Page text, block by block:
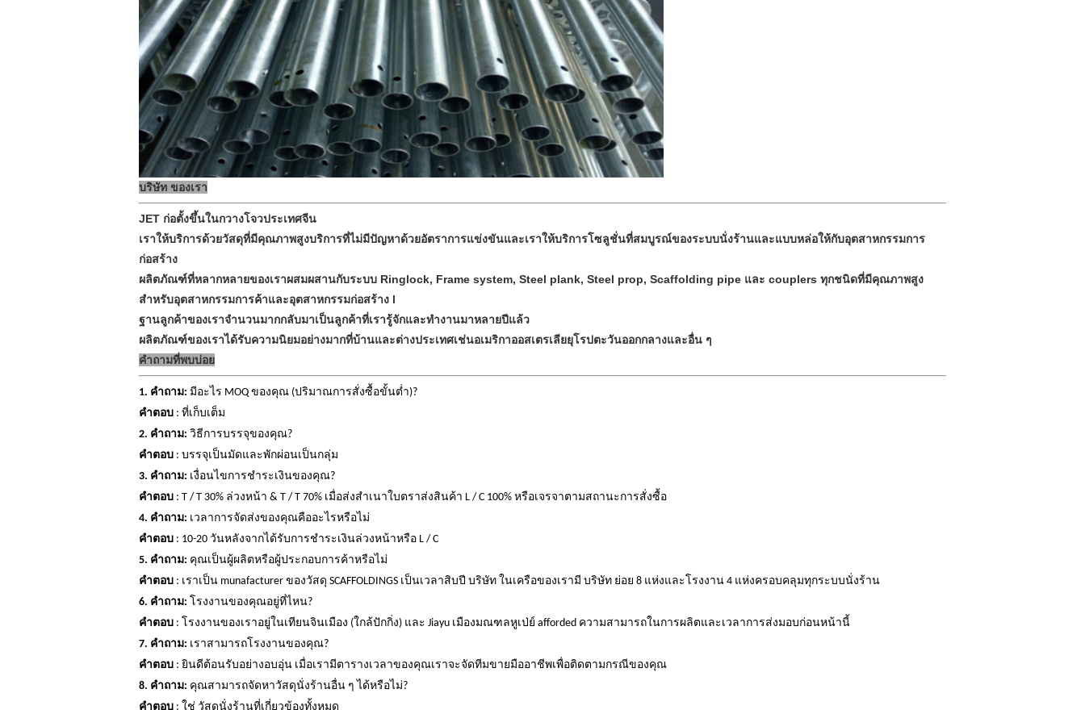
บริษัท ของเรา
JET ก่อตั้งขึ้นในกวางโจวประเทศจีน
เราให้บริการด้วยวัสดุที่มีคุณภาพสูงบริการที่ไม่มีปัญหาด้วยอัตราการแข่งขันและเราให้บริการโซลูชั่นที่สมบูรณ์ของระบบนั่งร้านและแบบหล่อให้กับอุตสาหกรรมการ
ก่อสร้าง
ผลิตภัณฑ์ที่หลากหลายของเราผสมผสานกับระบบ Ringlock, Frame system, Steel plank, Steel prop, Scaffolding pipe และ couplers ทุกชนิดที่มีคุณภาพสูง
สำหรับอุตสาหกรรมการค้าและอุตสาหกรรมก่อสร้าง l
ฐานลูกค้าของเราจำนวนมากกลับมาเป็นลูกค้าที่เรารู้จักและทำงานมาหลายปีแล้ว
ผลิตภัณฑ์ของเราได้รับความนิยมอย่างมากที่บ้านและต่างประเทศเช่นอเมริกาออสเตรเลียยุโรปตะวันออกกลางและอื่น ๆ
คำถามที่พบบ่อย
1. คำถาม: มีอะไร MOQ ของคุณ (ปริมาณการสั่งซื้อขั้นต่ำ)?
คำตอบ : ที่เก็บเต็ม
2. คำถาม: วิธีการบรรจุของคุณ?
คำตอบ : บรรจุเป็นมัดและพักผ่อนเป็นกลุ่ม
3. คำถาม: เงื่อนไขการชำระเงินของคุณ?
คำตอบ : T / T 30% ล่วงหน้า & T / T 70% เมื่อส่งสำเนาใบตราส่งสินค้า L / C 100% หรือเจรจาตามสถานะการสั่งซื้อ
4. คำถาม: เวลาการจัดส่งของคุณคืออะไรหรือไม่
คำตอบ : 10-20 วันหลังจากได้รับการชำระเงินล่วงหน้าหรือ L / C
5. คำถาม: คุณเป็นผู้ผลิตหรือผู้ประกอบการค้าหรือไม่
คำตอบ : เราเป็น munafacturer ของวัสดุ SCAFFOLDINGS เป็นเวลาสิบปี บริษัท ในเครือของเรามี บริษัท ย่อย 8 แห่งและโรงงาน 4 แห่งครอบคลุมทุกระบบนั่งร้าน
6. คำถาม: โรงงานของคุณอยู่ที่ไหน?
คำตอบ : โรงงานของเราอยู่ในเทียนจินเมือง (ใกล้ปักกิ่ง) และ Jiayu เมืองมณฑลหูเป่ย์ afforded ความสามารถในการผลิตและเวลาการส่งมอบก่อนหน้านี้
7. คำถาม: เราสามารถโรงงานของคุณ?
คำตอบ : ยินดีต้อนรับอย่างอบอุ่น เมื่อเรามีตารางเวลาของคุณเราจะจัดทีมขายมืออาชีพเพื่อติดตามกรณีของคุณ
8. คำถาม: คุณสามารถจัดหาวัสดุนั่งร้านอื่น ๆ ได้หรือไม่?
คำตอบ : ใช่ วัสดุนั่งร้านที่เกี่ยวข้องทั้งหมด